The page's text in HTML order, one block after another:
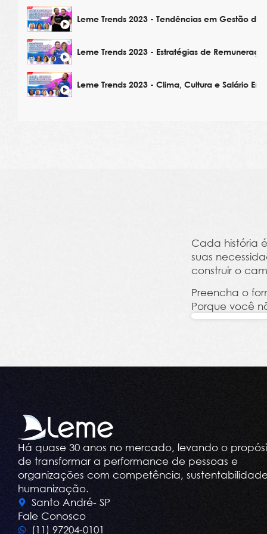
Leme Trends 2023 - Tendências em Gestão de
Leme Trends 2023 - Estratégias de
Leme Trends 2023 - Clima, Cultura e Salário
Cada história
suas
construir o
Preencha o
Porque você
Há quase 30 anos no mercado, levando o
de transformar a performance de pessoas e
organizações com competência,
humanização.
Santo André- SP
Fale Conosco
(11) 97204-0101